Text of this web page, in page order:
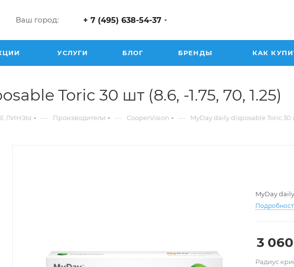
Ваш город: + 7 (495) 638-54-37
УСЛУГИ БЛОГ БРЕНДЫ КАК
Toric 30 шт (8.6, -1.75, 70, 1.25)
ЛИНЗЫ — Производители — CooperVision — MyDay daily disposable Toric 30
MyDay
3 060
Pадиус